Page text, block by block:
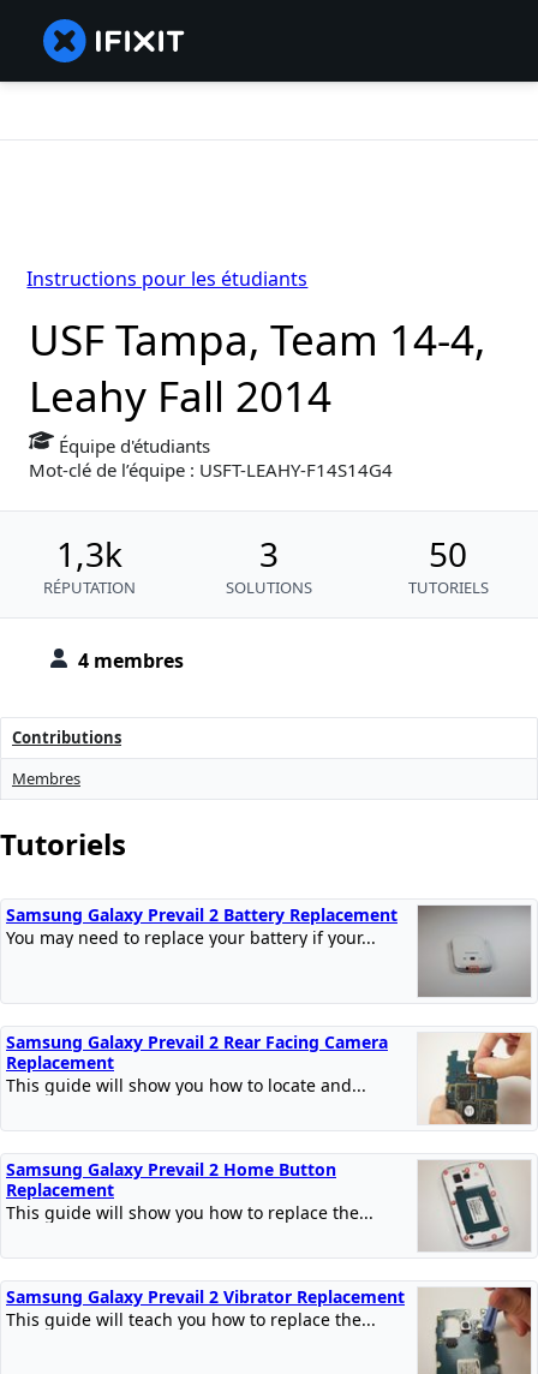
4 membres
USF Tampa, Team 14-4,
Leahy Fall 2014
Équipe d'étudiants
Mot-clé de l’équipe : USFT-LEAHY-F14S14G4
1,3k
RÉPUTATION
3
SOLUTIONS
50
TUTORIELS
Instructions pour les étudiants
Contributions
Membres
Tutoriels
Samsung Galaxy Prevail 2 Battery Replacement
You may need to replace your battery if your...
Samsung Galaxy Prevail 2 Rear Facing Camera
Replacement
This guide will show you how to locate and...
Samsung Galaxy Prevail 2 Home Button
Replacement
This guide will show you how to replace the...
Samsung Galaxy Prevail 2 Vibrator Replacement
This guide will teach you how to replace the...